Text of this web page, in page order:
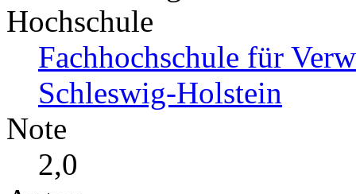
Hochschule
Fachhochschule für
Schleswig-Holstein
Note
2,0